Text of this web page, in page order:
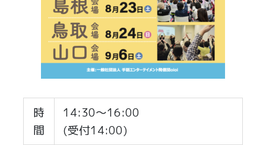
時
間
14:30～16:00
(受付14:00)